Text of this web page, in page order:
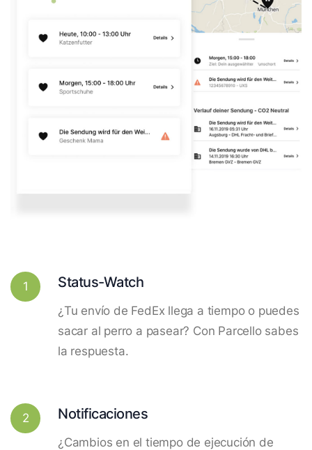
1 Status-Watch
¿Tu envío de FedEx llega a tiempo o puedes
sacar al perro a pasear? Con Parcello sabes
la respuesta.
2 Notificaciones
¿Cambios en el tiempo de ejecución de